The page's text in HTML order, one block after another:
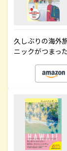
久しぶりの海外
ニックがつまっ